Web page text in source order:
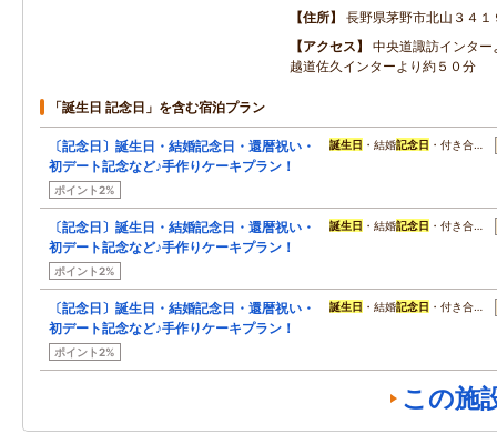
住所
長野県茅野市北山３４１
アクセス
中央道諏訪インタ
越道佐久インターより約５０分
「誕生日 記念日」を含む宿泊プラン
〔記念日〕誕生日・結婚記念日・還暦祝い・
初デート記念など♪手作りケーキプラン！
ポイント2%
誕生日 ・結婚記念日 ・付き合…
〔記念日〕誕生日・結婚記念日・還暦祝い・
初デート記念など♪手作りケーキプラン！
ポイント2%
誕生日 ・結婚記念日 ・付き合…
〔記念日〕誕生日・結婚記念日・還暦祝い・
初デート記念など♪手作りケーキプラン！
ポイント2%
誕生日 ・結婚記念日 ・付き合…
この施